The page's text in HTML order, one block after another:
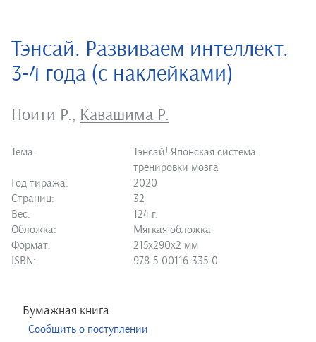
Тэнсай. Развиваем интеллект.
3-4 года (с наклейками)
Ноити Р., Кавашима Р.
Тема:
Тэнсай! Японская система
тренировки мозга
Год тиража:
2020
Страниц:
32
Вес:
124 г.
Обложка:
Мягкая обложка
Формат:
215х290х2 мм
ISBN:
978-5-00116-335-0
Бумажная книга
Сообщить о поступлении